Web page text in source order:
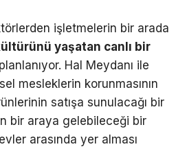
işletmelerin bir arada
yaşatan canlı bir
Hal Meydanı ile
mesleklerin korunmasının
satışa sunulacağı bir
bir araya gelebileceği bir
arasında yer alması